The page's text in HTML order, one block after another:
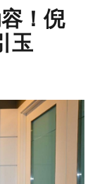
！倪
玉